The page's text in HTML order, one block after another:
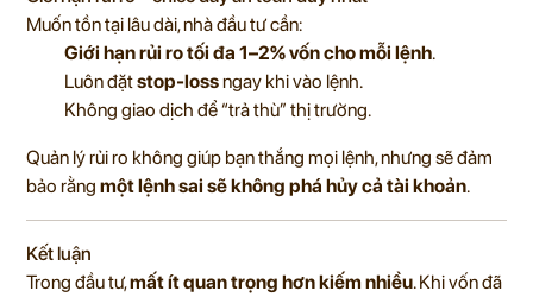
Muốn tồn tại lâu dài, nhà đầu tư cần:
Giới hạn rủi ro tối đa 1–2% vốn cho mỗi lệnh.
Luôn đặtstop-lossngay khi vào lệnh.
Không giao dịch để “trả thù” thị trường.
Quản lý rủi ro không giúp bạn thắng mọi lệnh, nhưng sẽ đảm
bảo rằng một lệnh sai sẽ không phá hủy cả tài khoản.
Kết luận
Trong đầu tư,mất ít quan trọng hơn kiếm nhiều. Khi vốn đã